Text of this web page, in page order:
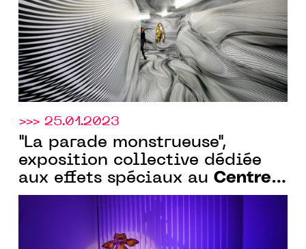
>>> 25.01.2023
"La parade monstrueuse",
exposition collective dédiée
aux effets spéciaux au Centre
des arts d'Enghien-les-Bains,
jusqu’au 26 mars 2023